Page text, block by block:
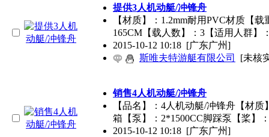
提供3人机动艇/冲锋舟
【材质】：1.2mm耐用PVC材质【
165CM【载人数】：3【适用人群】
2015-10-12 10:18 [广东广州]
斯唯夫特游艇有限公司
[未核
销售4人机动艇/冲锋舟
【品名】：4人机动艇/冲锋舟【材
箱【泵】：2*1500CC脚踩泵【桨】
2015-10-12 10:18 [广东广州]